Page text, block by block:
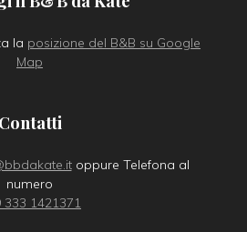
la posizione del B&B su Google
Map
Contatti
oppure Telefona al
numero
333 1421371